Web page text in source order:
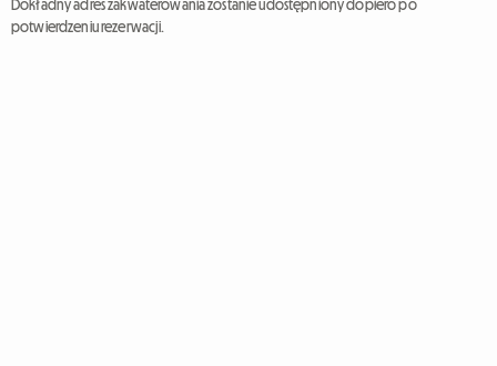
Dokładny adres zakwaterowania zostanie udostępniony dopiero po
potwierdzeniu rezerwacji.